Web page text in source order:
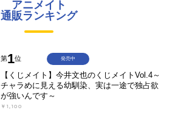
アニメイト
通販ランキング
第1位
【くじメイト】今井文也のくじメイトVol.4～
チャラめに見える幼馴染、実は一途で独占欲
が強いんです～
￥1,100
発売中